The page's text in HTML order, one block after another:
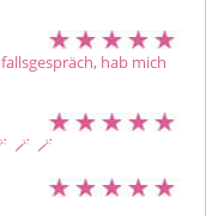
hab mich
🪄  🪄